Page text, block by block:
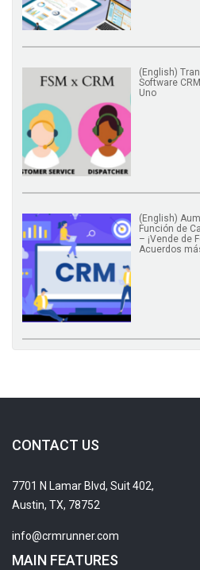
(English)
Software
Uno
(English)
Función de
– ¡Vende de
Acuerdos
CONTACT US
7701 N Lamar Blvd, Suit 402,
Austin, TX, 78752
info@crmrunner.com
MAIN FEATURES